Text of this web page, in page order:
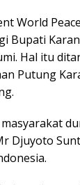
World
Bupati
Hal itu
Putung
Djuyoto